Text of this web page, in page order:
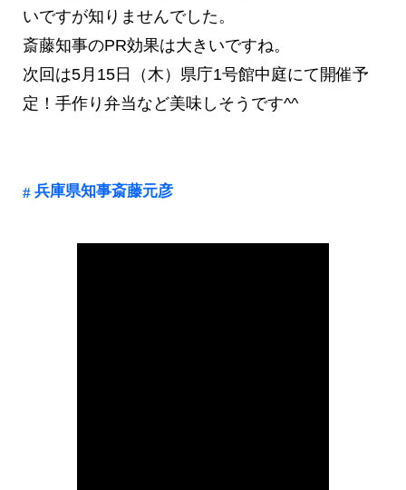
いですが知りませんでした。
斎藤知事のPR効果は大きいですね。
次回は5月15日（木）県庁1号館中庭にて開催予
定！手作り弁当など美味しそうです^^
兵庫県知事斎藤元彦